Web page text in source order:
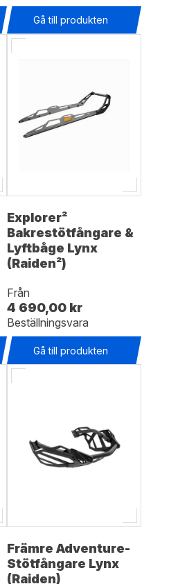
Gå till produkten
Explorer²
Bakrestötfångare &
Lyftbåge Lynx
(Raiden²)
Från
4 690,00 kr
Beställningsvara
Gå till produkten
Främre Adventure-
Stötfångare Lynx
(Raiden)